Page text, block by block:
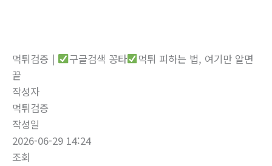
먹튀검증 |
구글검색 꽁타
먹튀 피하는 법, 여기만 알면
끝
작성자
먹튀검증
작성일
2026-06-29 14:24
조회